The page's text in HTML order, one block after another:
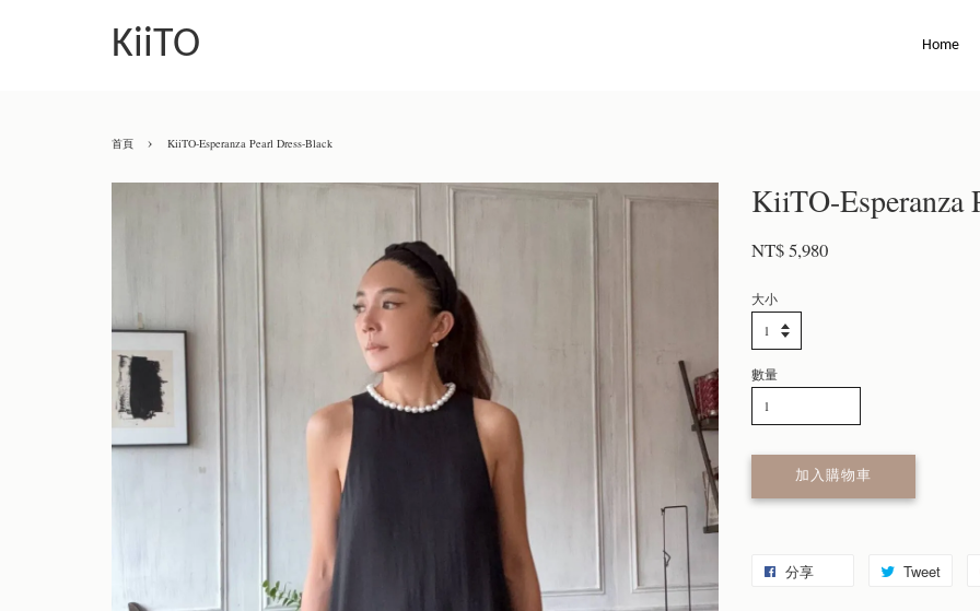
KiiTO Home
首頁 › KiiTO-Esperanza Pearl Dress-Black
KiiTO-Esperanza
NT$ 5,980
大小
數量
加入購物車
分享 Tweet